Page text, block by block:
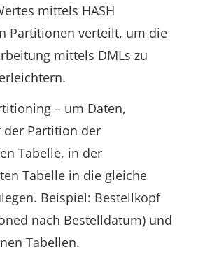
mittels HASH
Partitionen verteilt, um die
mittels DMLs zu
– um Daten,
der Partition der
Tabelle, in der
Tabelle in die gleiche
Beispiel: Bestellkopf
nach Bestelldatum) und
Tabellen.